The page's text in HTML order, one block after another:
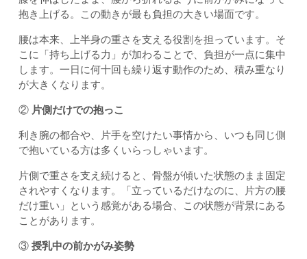
抱き上げる。この動きが最も負担の大きい場面です。
腰は本来、上半身の重さを支える役割を担っています。そ
こに「持ち上げる力」が加わることで、負担が一点に集中
します。一日に何十回も繰り返す動作のため、積み重なり
が大きくなります。
② 片側だけでの抱っこ
利き腕の都合や、片手を空けたい事情から、いつも同じ側
で抱いている方は多くいらっしゃいます。
片側で重さを支え続けると、骨盤が傾いた状態のまま固定
されやすくなります。「立っているだけなのに、片方の腰
だけ重い」という感覚がある場合、この状態が背景にある
ことがあります。
③ 授乳中の前かがみ姿勢